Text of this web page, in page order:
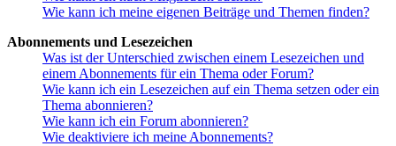
Wie kann ich meine eigenen Beiträge und Themen finden?
Abonnements und Lesezeichen
Was ist der Unterschied zwischen einem Lesezeichen und
einem Abonnements für ein Thema oder Forum?
Wie kann ich ein Lesezeichen auf ein Thema setzen oder ein
Thema abonnieren?
Wie kann ich ein Forum abonnieren?
Wie deaktiviere ich meine Abonnements?